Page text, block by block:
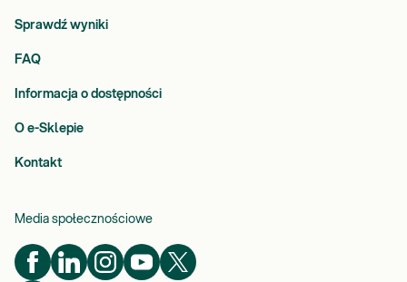
Sprawdź wyniki
FAQ
Informacja o dostępności
O e-Sklepie
Kontakt
Media społecznościowe